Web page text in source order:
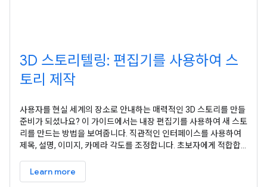
3D 스토리텔링: 편집기를 사용하여 스
토리 제작
사용자를 현실 세계의 장소로 안내하는 매력적인 3D 스토리를 만들
준비가 되셨나요? 이 가이드에서는 내장 편집기를 사용하여 새 스토
리를 만드는 방법을 보여줍니다. 직관적인 인터페이스를 사용하여
제목, 설명, 이미지, 카메라 각도를 조정합니다. 초보자에게 적합합
는 내장 에디터가 포함되어 있습니다. 편집기는 페이지 왼쪽에 있습
니다. 이 작은 아이콘을 클릭하여 엽니다. 호스팅 버전
Learn more